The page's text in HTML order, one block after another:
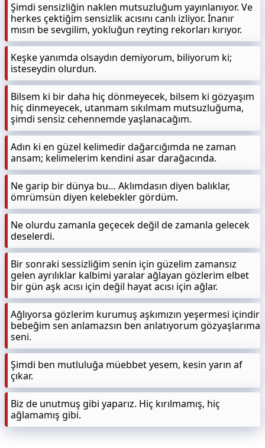
Şimdi sensizliğin naklen mutsuzluğum yayınlanıyor. Ve
herkes çektiğim sensizlik acısını canlı izliyor. İnanır
mısın be sevgilim, yokluğun reyting rekorları kırıyor.
Keşke yanımda olsaydın demiyorum, biliyorum ki;
isteseydin olurdun.
Bilsem ki bir daha hiç dönmeyecek, bilsem ki gözyaşım
hiç dinmeyecek, utanmam sıkılmam mutsuzluğuma,
şimdi sensiz cehennemde yaşlanacağım.
Adın ki en güzel kelimedir dağarcığımda ne zaman
ansam; kelimelerim kendini asar darağacında.
Ne garip bir dünya bu… Aklımdasın diyen balıklar,
ömrümsün diyen kelebekler gördüm.
Ne olurdu zamanla geçecek değil de zamanla gelecek
deselerdi.
Bir sonraki sessizliğim senin için güzelim zamansız
gelen ayrılıklar kalbimi yaralar ağlayan gözlerim elbet
bir gün aşk acısı için değil hayat acısı için ağlar.
Ağlıyorsa gözlerim kurumuş aşkımızın yeşermesi içindir
bebeğim sen anlamazsın ben anlatıyorum gözyaşlarıma
seni.
Şimdi ben mutluluğa müebbet yesem, kesin yarın af
çıkar.
Biz de unutmuş gibi yaparız. Hiç kırılmamış, hiç
ağlamamış gibi.